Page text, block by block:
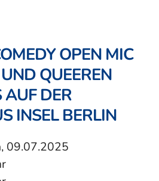
OPEN MIC
QUEEREN
DER
INSEL BERLIN
09.07.2025